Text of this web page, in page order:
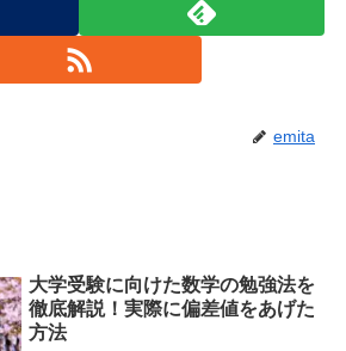
emita
大学受験に向けた数学の勉強法を
徹底解説！実際に偏差値をあげた
方法